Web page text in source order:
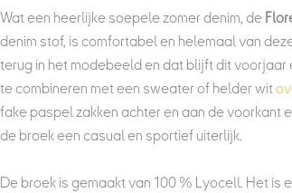
Wat een heerlijke soepele zomer denim, de
denim stof, is comfortabel en helemaal van
terug in het modebeeld en dat blijft dit voorjaar
te combineren met een sweater of helder wit
fake paspel zakken achter en aan de voorkant
de broek een casual en sportief uiterlijk.
De broek is gemaakt van 100 % Lyocell. Het